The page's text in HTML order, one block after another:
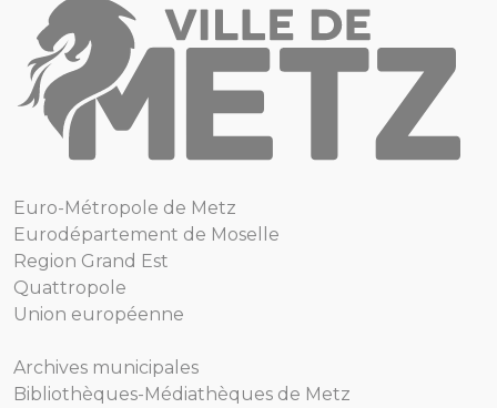
Euro-Métropole de Metz
Eurodépartement de Moselle
Region Grand Est
Quattropole
Union européenne
Archives municipales
Bibliothèques-Médiathèques de Metz